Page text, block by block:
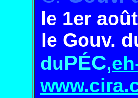
le 1er
le Gouv.
duPÉC,